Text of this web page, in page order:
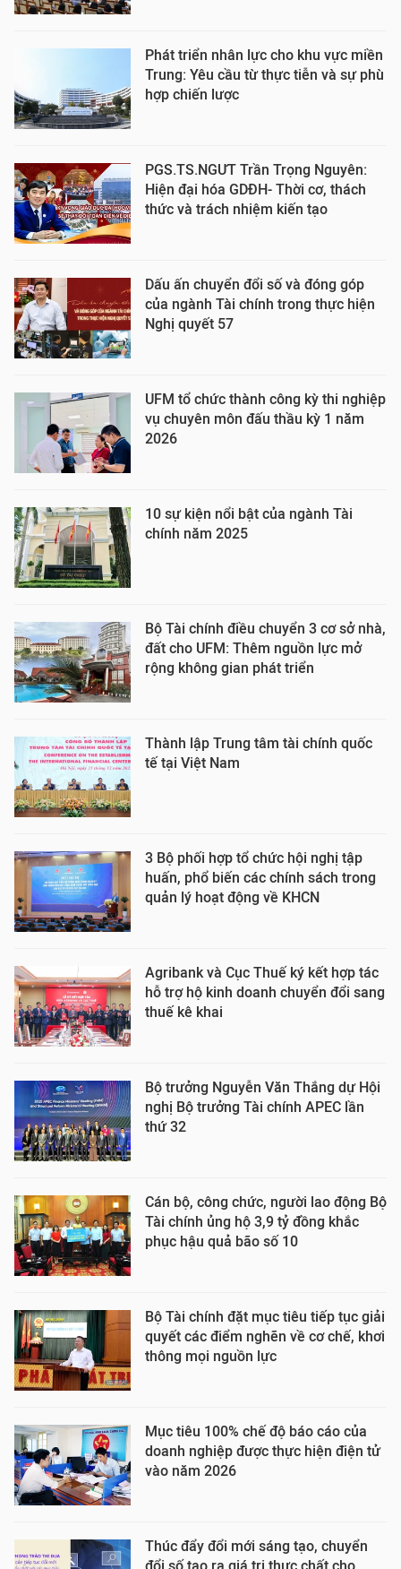
Phát triển nhân lực cho khu vực miền
Trung: Yêu cầu từ thực tiễn và sự phù
hợp chiến lược
PGS.TS.NGƯT Trần Trọng Nguyên:
Hiện đại hóa GDĐH- Thời cơ, thách
thức và trách nhiệm kiến tạo
Dấu ấn chuyển đổi số và đóng góp
của ngành Tài chính trong thực hiện
Nghị quyết 57
UFM tổ chức thành công kỳ thi nghiệp
vụ chuyên môn đấu thầu kỳ 1 năm
2026
10 sự kiện nổi bật của ngành Tài
chính năm 2025
Bộ Tài chính điều chuyển 3 cơ sở nhà,
đất cho UFM: Thêm nguồn lực mở
rộng không gian phát triển
Thành lập Trung tâm tài chính quốc
tế tại Việt Nam
3 Bộ phối hợp tổ chức hội nghị tập
huấn, phổ biến các chính sách trong
quản lý hoạt động về KHCN
Agribank và Cục Thuế ký kết hợp tác
hỗ trợ hộ kinh doanh chuyển đổi sang
thuế kê khai
Bộ trưởng Nguyễn Văn Thắng dự Hội
nghị Bộ trưởng Tài chính APEC lần
thứ 32
Cán bộ, công chức, người lao động Bộ
Tài chính ủng hộ 3,9 tỷ đồng khắc
phục hậu quả bão số 10
Bộ Tài chính đặt mục tiêu tiếp tục giải
quyết các điểm nghẽn về cơ chế, khơi
thông mọi nguồn lực
Mục tiêu 100% chế độ báo cáo của
doanh nghiệp được thực hiện điện tử
vào năm 2026
Thúc đẩy đổi mới sáng tạo, chuyển